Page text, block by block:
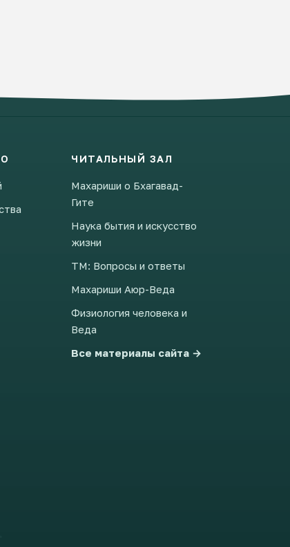
ЧИТАЛЬНЫЙ ЗАЛ
Махариши о Бхагавад-
Гите
Наука бытия и искусство
жизни
ТМ: Вопросы и ответы
Махариши Аюр-Веда
Физиология человека и
Веда
Все материалы сайта →